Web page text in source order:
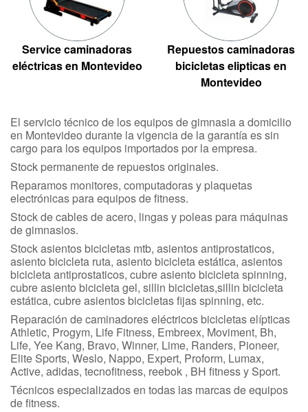
Service caminadoras
eléctricas en Montevideo
Repuestos caminadoras
bicicletas elipticas en
Montevideo
El servicio técnico de los equipos de gimnasia a domicilio
en Montevideo durante la vigencia de la garantía es sin
cargo para los equipos importados por la empresa.
Stock permanente de repuestos originales.
Reparamos monitores, computadoras y plaquetas
electrónicas para equipos de fitness.
Stock de cables de acero, lingas y poleas para máquinas
de gimnasios.
Stock asientos bicicletas mtb, asientos antiprostaticos,
asiento bicicleta ruta, asiento bicicleta estática, asientos
bicicleta antiprostaticos, cubre asiento bicicleta spinning,
cubre asiento bicicleta gel, sillin bicicletas,sillin bicicleta
estática, cubre asientos bicicletas fijas spinning, etc.
Reparación de caminadores eléctricos bicicletas elípticas
Athletic, Progym, Life Fitness, Embreex, Moviment, Bh,
Life, Yee Kang, Bravo, Winner, Lime, Randers, Pioneer,
Elite Sports, Weslo, Nappo, Expert, Proform, Lumax,
Active, adidas, tecnofitness, reebok , BH fitness y Sport.
Técnicos especializados en todas las marcas de equipos
de fitness.